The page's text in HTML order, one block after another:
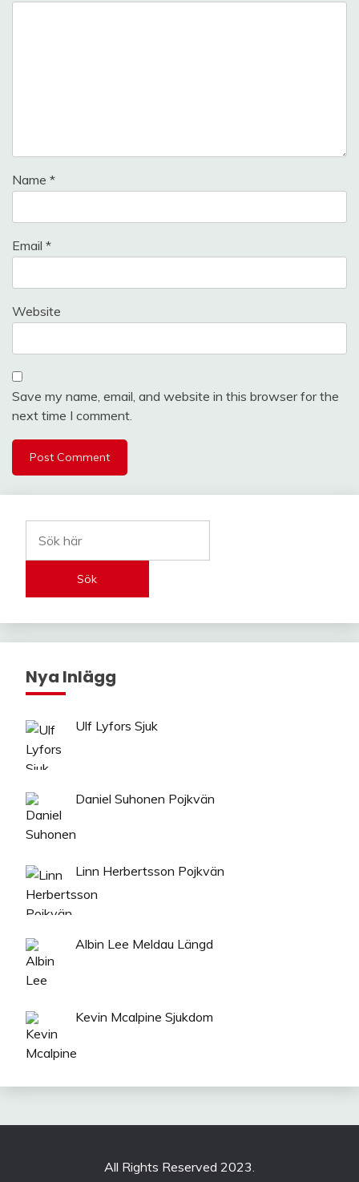
Name *
Email *
Website
Save my name, email, and website in this browser for the
next time I comment.
Sök
Nya Inlägg
Ulf Lyfors Sjuk
Daniel Suhonen Pojkvän
Linn Herbertsson Pojkvän
Albin Lee Meldau Längd
Kevin Mcalpine Sjukdom
All Rights Reserved 2023.